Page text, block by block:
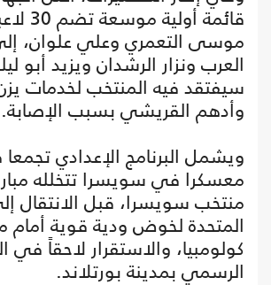
قائمة
موسى التعمري وعلي علوان،
العرب ونزار الرشدان ويزيد
سيفتقد فيه المنتخب لخدمات
وأدهم القريشي بسبب الإصابة.
ويشمل البرنامج الإعدادي
معسكرا في سويسرا تتخلله
منتخب سويسرا، قبل الانتقال
المتحدة لخوض ودية قوية أمام
كولومبيا، والاستقرار لاحقاً في
الرسمي بمدينة بورتلاند.